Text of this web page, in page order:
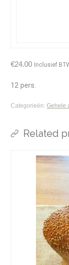
€24.00 Inclusief
12 pers.
Categorieën:Gehele
Related